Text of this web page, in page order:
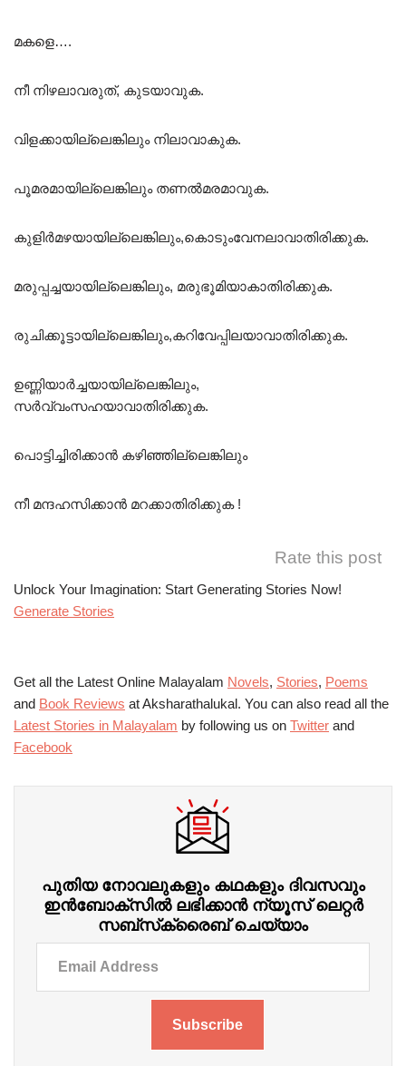
മകളെ….
നീ നിഴലാവരുത്, കുടയാവുക.
വിളക്കായില്ലെങ്കിലും നിലാവാകുക.
പൂമരമായില്ലെങ്കിലും തണൽമരമാവുക.
കുളിർമഴയായില്ലെങ്കിലും,കൊടുംവേനലാവാതിരിക്കുക.
മരുപ്പച്ചയായില്ലെങ്കിലും, മരുഭൂമിയാകാതിരിക്കുക.
രുചിക്കൂട്ടായില്ലെങ്കിലും,കറിവേപ്പിലയാവാതിരിക്കുക.
ഉണ്ണിയാർച്ചയായില്ലെങ്കിലും,
സർവ്വംസഹയാവാതിരിക്കുക.
പൊട്ടിച്ചിരിക്കാൻ കഴിഞ്ഞില്ലെങ്കിലും
നീ മന്ദഹസിക്കാൻ മറക്കാതിരിക്കുക !
Rate this post
Unlock Your Imagination: Start Generating Stories Now!
Generate Stories
Get all the Latest Online Malayalam Novels, Stories, Poems
and Book Reviews at Aksharathalukal. You can also read all the
Latest Stories in Malayalam by following us on Twitter and
Facebook
പുതിയ നോവലുകളും കഥകളും ദിവസവും
ഇന്‍ബോക്‌സില്‍ ലഭിക്കാന്‍ ന്യൂസ് ലെറ്റർ
സബ്‌സ്‌ക്രൈബ് ചെയ്യാം
Subscribe